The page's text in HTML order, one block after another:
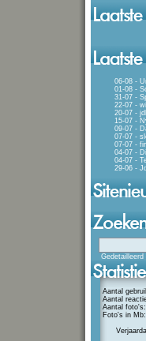
06-08 -
01-08 -
31-07 -
22-07 -
20-07 -
15-07 -
09-07 -
07-07 -
07-07 -
04-07 -
04-07 -
29-06 -
Gedetailleerd
Aantal
Aantal
Aantal
Foto's in